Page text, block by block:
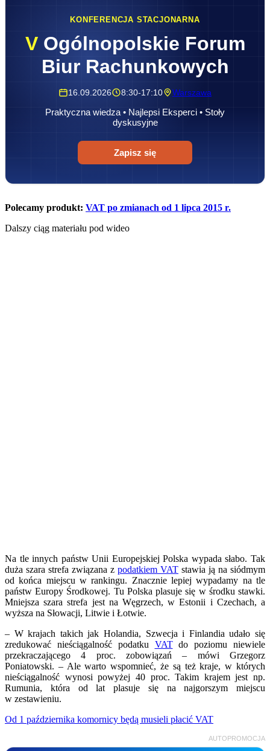
KONFERENCJA STACJONARNA
VOgólnopolskie Forum
Biur Rachunkowych
16.09.2026 8:30-17:10 Warszawa
Praktyczna wiedza • Najlepsi Eksperci • Stoły
dyskusyjne
Zapisz się
Polecamy produkt: VAT po zmianach od 1 lipca 2015 r.
Dalszy ciąg materiału pod wideo
Na tle innych państw Unii Europejskiej Polska wypada słabo. Tak
duża szara strefa związana z podatkiem VAT stawia ją na siódmym
od końca miejscu w rankingu. Znacznie lepiej wypadamy na tle
państw Europy Środkowej. Tu Polska plasuje się w środku stawki.
Mniejsza szara strefa jest na Węgrzech, w Estonii i Czechach, a
wyższa na Słowacji, Litwie i Łotwie.
– W krajach takich jak Holandia, Szwecja i Finlandia udało się
zredukować nieściągalność podatku VATdo poziomu niewiele
przekraczającego 4 proc. zobowiązań – mówi Grzegorz
Poniatowski. – Ale warto wspomnieć, że są też kraje, w których
nieściągalność wynosi powyżej 40 proc. Takim krajem jest np.
Rumunia, która od lat plasuje się na najgorszym miejscu
w zestawieniu.
Od 1 października komornicy będą musieli płacić VAT
AUTOPROMOCJA